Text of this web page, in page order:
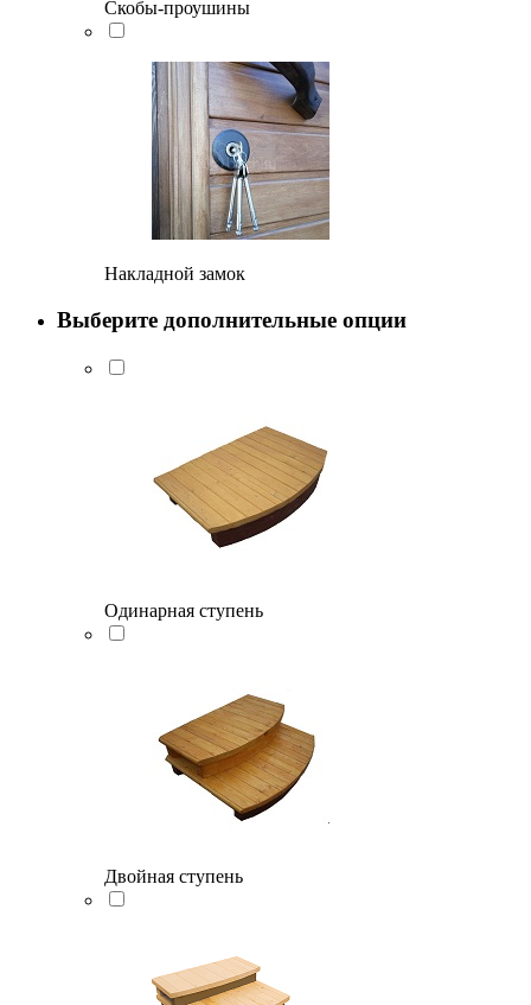
Скобы-проушины
Накладной замок
Выберите дополнительные опции
Одинарная ступень
Двойная ступень